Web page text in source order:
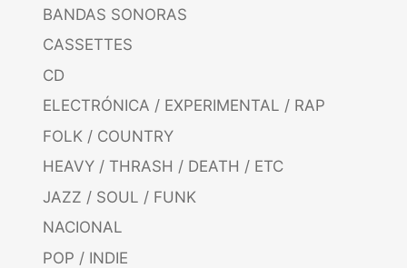
BANDAS SONORAS
CASSETTES
CD
ELECTRÓNICA / EXPERIMENTAL / RAP
FOLK / COUNTRY
HEAVY / THRASH / DEATH / ETC
JAZZ / SOUL / FUNK
NACIONAL
POP / INDIE